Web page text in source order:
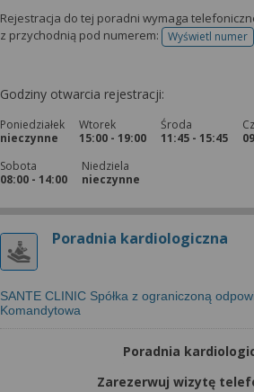
Rejestracja do tej poradni wymaga
z przychodnią pod numerem:
Wyświetl numer
telefonu
Godziny otwarcia rejestracji:
Poniedziałek
nieczynne
Wtorek
15:00 - 19:00
Środa
11:45 - 15:45
Sobota
08:00 - 14:00
Niedziela
nieczynne
Poradnia kardiologiczna
SANTE CLINIC Spółka z ograniczoną
Komandytowa
Poradnia
Zarezerwuj wizytę